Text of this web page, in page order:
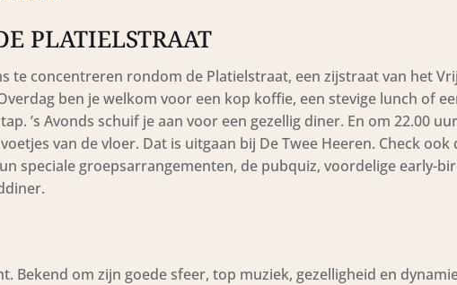
PLATIELSTRAAT
te concentreren rondom de Platielstraat, een zijstraat van het
ben je welkom voor een kop koffie, een stevige lunch of
’s Avonds schuif je aan voor een gezellig diner. En om 22.00
van de vloer. Dat is uitgaan bij De Twee Heeren. Check ook
speciale groepsarrangementen, de pubquiz, voordelige early-
Bekend om zijn goede sfeer, top muziek, gezelligheid en